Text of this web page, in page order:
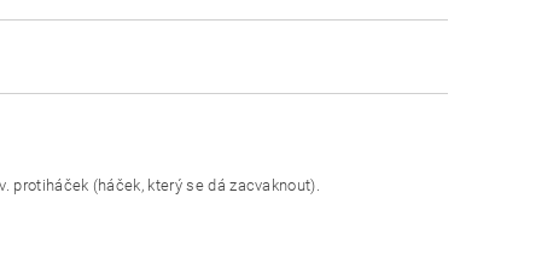
protiháček (háček, který se dá zacvaknout).